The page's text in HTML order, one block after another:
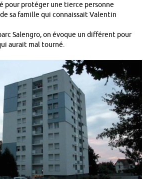
pour protéger une tierce personne
sa famille qui connaissait Valentin
Salengro, on évoque un différent pour
aurait mal tourné.